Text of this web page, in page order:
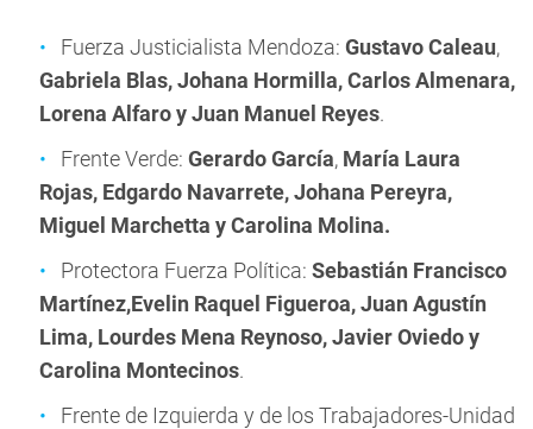
Fuerza Justicialista Mendoza: Gustavo Caleau,
Gabriela Blas, Johana Hormilla, Carlos Almenara,
Lorena Alfaro y Juan Manuel Reyes.
Frente Verde: Gerardo García, María Laura
Rojas, Edgardo Navarrete, Johana Pereyra,
Miguel Marchetta y Carolina Molina.
Protectora Fuerza Política: Sebastián Francisco
Martínez,Evelin Raquel Figueroa, Juan Agustín
Lima, Lourdes Mena Reynoso, Javier Oviedo y
Carolina Montecinos.
Frente de Izquierda y de los Trabajadores-Unidad